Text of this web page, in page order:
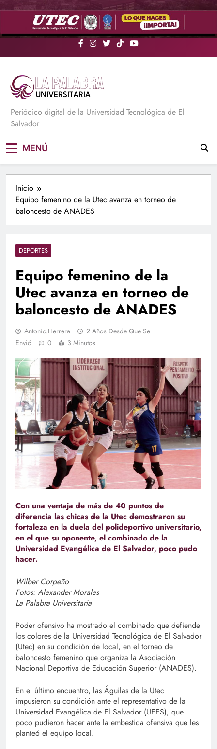
Saltar
La Palabra Universitaria
Periódico digital de la Universidad Tecnológica de El
Salvador
MENÚ
Inicio
Equipo femenino de la Utec avanza en torneo de
baloncesto de ANADES
DEPORTES
Equipo femenino de la
Utec avanza en torneo de
baloncesto de ANADES
Antonio.herrera
2 Años Desde Que Se
Envió
0 3 Minutos
Con una ventaja de más de 40 puntos de
diferencia las chicas de la Utec demostraron su
fortaleza en la duela del polideportivo universitario,
en el que su oponente, el combinado de la
Universidad Evangélica de El Salvador, poco pudo
hacer.
Wilber Corpeño
Fotos: Alexander Morales
La Palabra Universitaria
Poder ofensivo ha mostrado el combinado que defiende
los colores de la Universidad Tecnológica de El Salvador
(Utec) en su condición de local, en el torneo de
baloncesto femenino que organiza la Asociación
Nacional Deportiva de Educación Superior (ANADES).
En el último encuentro, las Águilas de la Utec
impusieron su condición ante el representativo de la
Universidad Evangélica de El Salvador (UEES), que
poco pudieron hacer ante la embestida ofensiva que les
planteó el equipo local.